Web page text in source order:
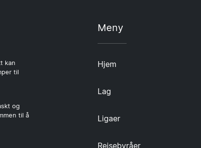
kan
til
og
til å
Meny
Hjem
Lag
Ligaer
Reisebyråer